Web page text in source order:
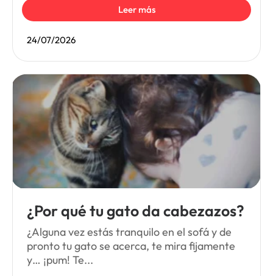
Leer más
24/07/2026
¿Por qué tu gato da cabezazos?
¿Alguna vez estás tranquilo en el sofá y de
pronto tu gato se acerca, te mira fijamente
y… ¡pum! Te...